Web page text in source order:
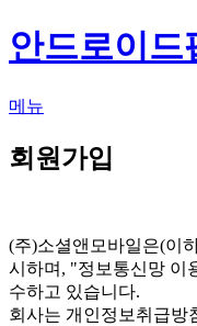
안드로이드
메뉴
회원가입
(주)소셜앤모바일은(이
시하며, "정보통신망 이
수하고 있습니다.
회사는 개인정보취급방